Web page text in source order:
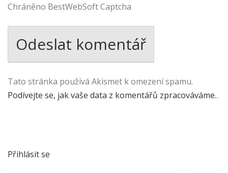
Chráněno BestWebSoft Captcha
Tato stránka používá Akismet k omezení spamu.
Podívejte se, jak vaše data z komentářů zpracováváme..
Přihlásit se